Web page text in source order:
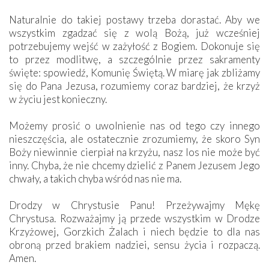
Naturalnie do takiej postawy trzeba dorastać. Aby we
wszystkim zgadzać się z wolą Bożą, już wcześniej
potrzebujemy wejść w zażyłość z Bogiem. Dokonuje się
to przez modlitwę, a szczególnie przez sakramenty
święte: spowiedź, Komunię Świętą. W miarę jak zbliżamy
się do Pana Jezusa, rozumiemy coraz bardziej, że krzyż
w życiu jest konieczny.
Możemy prosić o uwolnienie nas od tego czy innego
nieszczęścia, ale ostatecznie zrozumiemy, że skoro Syn
Boży niewinnie cierpiał na krzyżu, nasz los nie może być
inny. Chyba, że nie chcemy dzielić z Panem Jezusem Jego
chwały, a takich chyba wśród nas nie ma.
Drodzy w Chrystusie Panu! Przeżywajmy Mękę
Chrystusa. Rozważajmy ją przede wszystkim w Drodze
Krzyżowej, Gorzkich Żalach i niech będzie to dla nas
obroną przed brakiem nadziei, sensu życia i rozpaczą.
Amen.